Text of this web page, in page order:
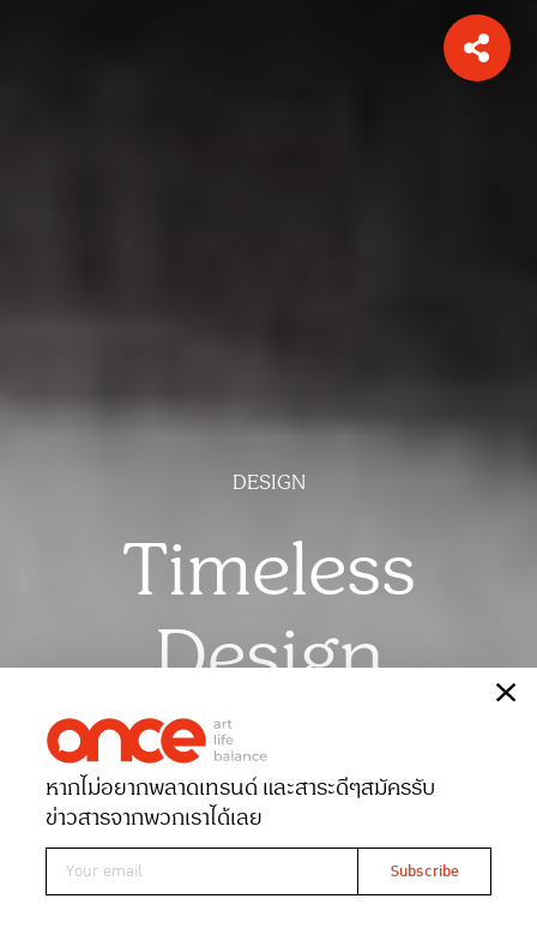
DESIGN
Timeless
Design
เรื่องสุทธิดา หทัยศรัทธา
ภาพอรุโณทัย พุทธรักษา
Date 11-06-2026Views 669
หากไม่อยากพลาดเทรนด์ และสาระดีๆสมัครรับ
ข่าวสารจากพวกเราได้เลย